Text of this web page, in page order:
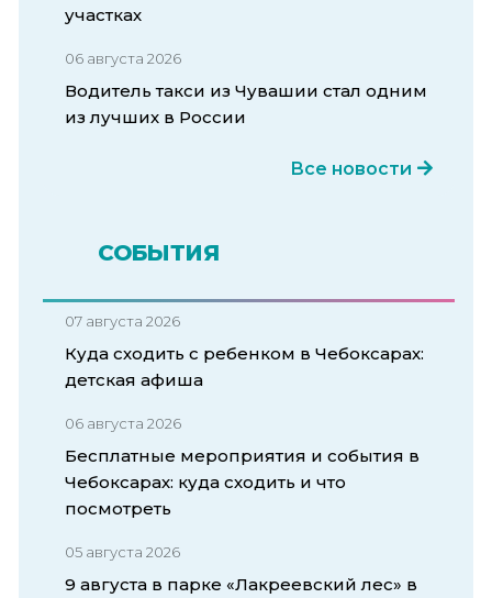
участках
06 августа 2026
Водитель такси из Чувашии стал одним
из лучших в России
Все новости
СОБЫТИЯ
07 августа 2026
Куда сходить с ребенком в Чебоксарах:
детская афиша
06 августа 2026
Бесплатные мероприятия и события в
Чебоксарах: куда сходить и что
посмотреть
05 августа 2026
9 августа в парке «Лакреевский лес» в